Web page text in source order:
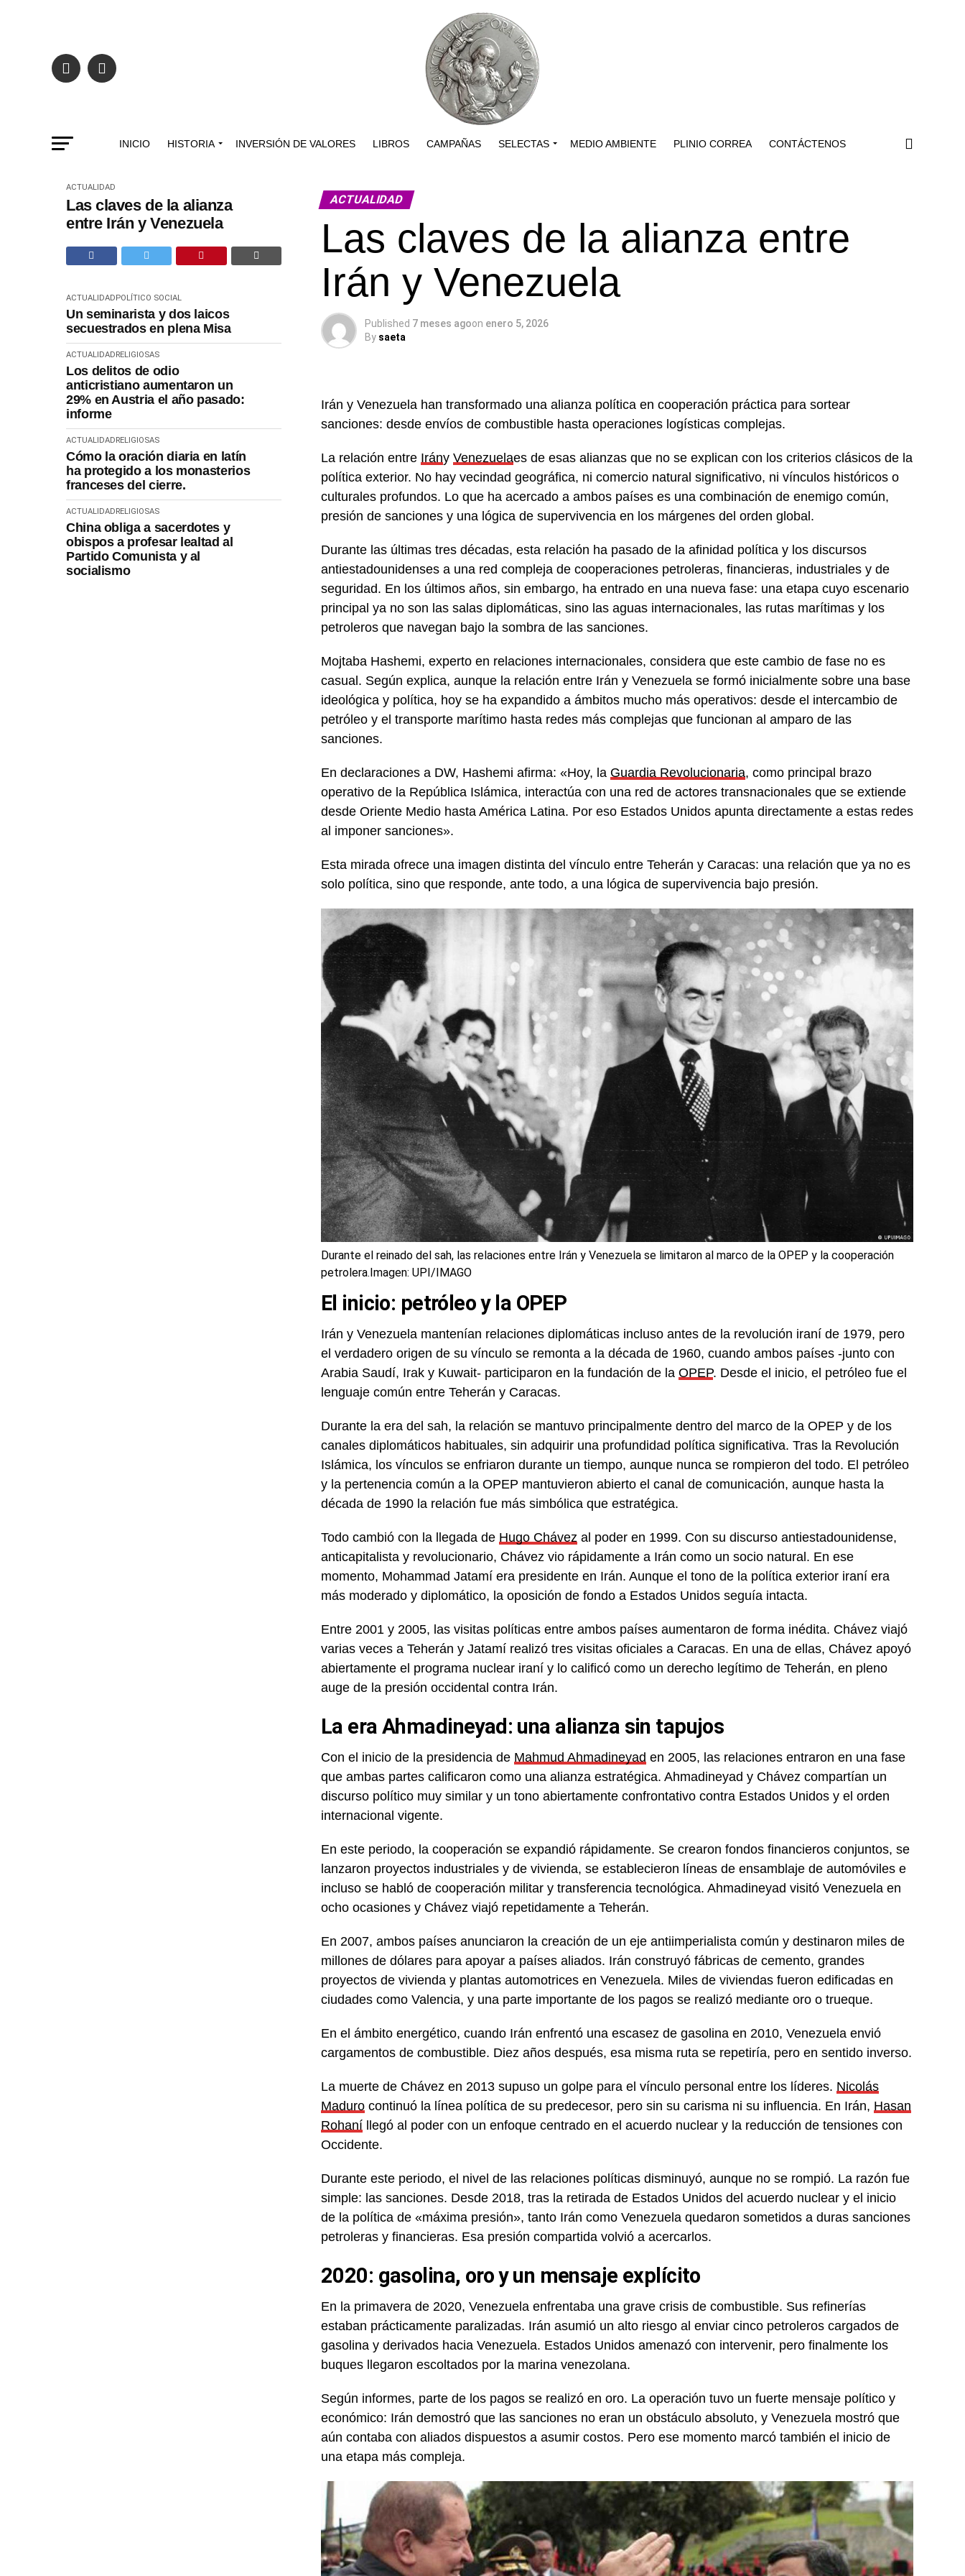
INICIO HISTORIA INVERSIÓN DE VALORES LIBROS CAMPAÑAS SELECTAS MEDIO AMBIENTE PLINIO CORREA CONTÁCTENOS
ACTUALIDAD
Las claves de la alianza
entre Irán y Venezuela
ACTUALIDADPOLÍTICO SOCIAL
Un seminarista y dos laicos
secuestrados en plena Misa
ACTUALIDADRELIGIOSAS
Los delitos de odio
anticristiano aumentaron un
29% en Austria el año pasado:
informe
ACTUALIDADRELIGIOSAS
Cómo la oración diaria en latín
ha protegido a los monasterios
franceses del cierre.
ACTUALIDADRELIGIOSAS
China obliga a sacerdotes y
obispos a profesar lealtad al
Partido Comunista y al
socialismo
ACTUALIDAD
Las claves de la alianza entre
Irán y Venezuela
Published 7 meses agoon enero 5, 2026
By saeta
Irán y Venezuela han transformado una alianza política en cooperación práctica para sortear
sanciones: desde envíos de combustible hasta operaciones logísticas complejas.
La relación entre Irány Venezuelaes de esas alianzas que no se explican con los criterios clásicos de la
política exterior. No hay vecindad geográfica, ni comercio natural significativo, ni vínculos históricos o
culturales profundos. Lo que ha acercado a ambos países es una combinación de enemigo común,
presión de sanciones y una lógica de supervivencia en los márgenes del orden global.
Durante las últimas tres décadas, esta relación ha pasado de la afinidad política y los discursos
antiestadounidenses a una red compleja de cooperaciones petroleras, financieras, industriales y de
seguridad. En los últimos años, sin embargo, ha entrado en una nueva fase: una etapa cuyo escenario
principal ya no son las salas diplomáticas, sino las aguas internacionales, las rutas marítimas y los
petroleros que navegan bajo la sombra de las sanciones.
Mojtaba Hashemi, experto en relaciones internacionales, considera que este cambio de fase no es
casual. Según explica, aunque la relación entre Irán y Venezuela se formó inicialmente sobre una base
ideológica y política, hoy se ha expandido a ámbitos mucho más operativos: desde el intercambio de
petróleo y el transporte marítimo hasta redes más complejas que funcionan al amparo de las
sanciones.
En declaraciones a DW, Hashemi afirma: «Hoy, la Guardia Revolucionaria, como principal brazo
operativo de la República Islámica, interactúa con una red de actores transnacionales que se extiende
desde Oriente Medio hasta América Latina. Por eso Estados Unidos apunta directamente a estas redes
al imponer sanciones».
Esta mirada ofrece una imagen distinta del vínculo entre Teherán y Caracas: una relación que ya no es
solo política, sino que responde, ante todo, a una lógica de supervivencia bajo presión.
Durante el reinado del sah, las relaciones entre Irán y Venezuela se limitaron al marco de la OPEP y la cooperación
petrolera.Imagen: UPI/IMAGO
El inicio: petróleo y la OPEP
Irán y Venezuela mantenían relaciones diplomáticas incluso antes de la revolución iraní de 1979, pero
el verdadero origen de su vínculo se remonta a la década de 1960, cuando ambos países -junto con
Arabia Saudí, Irak y Kuwait- participaron en la fundación de la OPEP. Desde el inicio, el petróleo fue el
lenguaje común entre Teherán y Caracas.
Durante la era del sah, la relación se mantuvo principalmente dentro del marco de la OPEP y de los
canales diplomáticos habituales, sin adquirir una profundidad política significativa. Tras la Revolución
Islámica, los vínculos se enfriaron durante un tiempo, aunque nunca se rompieron del todo. El petróleo
y la pertenencia común a la OPEP mantuvieron abierto el canal de comunicación, aunque hasta la
década de 1990 la relación fue más simbólica que estratégica.
Todo cambió con la llegada de Hugo Chávez al poder en 1999. Con su discurso antiestadounidense,
anticapitalista y revolucionario, Chávez vio rápidamente a Irán como un socio natural. En ese
momento, Mohammad Jatamí era presidente en Irán. Aunque el tono de la política exterior iraní era
más moderado y diplomático, la oposición de fondo a Estados Unidos seguía intacta.
Entre 2001 y 2005, las visitas políticas entre ambos países aumentaron de forma inédita. Chávez viajó
varias veces a Teherán y Jatamí realizó tres visitas oficiales a Caracas. En una de ellas, Chávez apoyó
abiertamente el programa nuclear iraní y lo calificó como un derecho legítimo de Teherán, en pleno
auge de la presión occidental contra Irán.
La era Ahmadineyad: una alianza sin tapujos
Con el inicio de la presidencia de Mahmud Ahmadineyad en 2005, las relaciones entraron en una fase
que ambas partes calificaron como una alianza estratégica. Ahmadineyad y Chávez compartían un
discurso político muy similar y un tono abiertamente confrontativo contra Estados Unidos y el orden
internacional vigente.
En este periodo, la cooperación se expandió rápidamente. Se crearon fondos financieros conjuntos, se
lanzaron proyectos industriales y de vivienda, se establecieron líneas de ensamblaje de automóviles e
incluso se habló de cooperación militar y transferencia tecnológica. Ahmadineyad visitó Venezuela en
ocho ocasiones y Chávez viajó repetidamente a Teherán.
En 2007, ambos países anunciaron la creación de un eje antiimperialista común y destinaron miles de
millones de dólares para apoyar a países aliados. Irán construyó fábricas de cemento, grandes
proyectos de vivienda y plantas automotrices en Venezuela. Miles de viviendas fueron edificadas en
ciudades como Valencia, y una parte importante de los pagos se realizó mediante oro o trueque.
En el ámbito energético, cuando Irán enfrentó una escasez de gasolina en 2010, Venezuela envió
cargamentos de combustible. Diez años después, esa misma ruta se repetiría, pero en sentido inverso.
La muerte de Chávez en 2013 supuso un golpe para el vínculo personal entre los líderes. Nicolás
Maduro continuó la línea política de su predecesor, pero sin su carisma ni su influencia. En Irán, Hasan
Rohaní llegó al poder con un enfoque centrado en el acuerdo nuclear y la reducción de tensiones con
Occidente.
Durante este periodo, el nivel de las relaciones políticas disminuyó, aunque no se rompió. La razón fue
simple: las sanciones. Desde 2018, tras la retirada de Estados Unidos del acuerdo nuclear y el inicio
de la política de «máxima presión», tanto Irán como Venezuela quedaron sometidos a duras sanciones
petroleras y financieras. Esa presión compartida volvió a acercarlos.
2020: gasolina, oro y un mensaje explícito
En la primavera de 2020, Venezuela enfrentaba una grave crisis de combustible. Sus refinerías
estaban prácticamente paralizadas. Irán asumió un alto riesgo al enviar cinco petroleros cargados de
gasolina y derivados hacia Venezuela. Estados Unidos amenazó con intervenir, pero finalmente los
buques llegaron escoltados por la marina venezolana.
Según informes, parte de los pagos se realizó en oro. La operación tuvo un fuerte mensaje político y
económico: Irán demostró que las sanciones no eran un obstáculo absoluto, y Venezuela mostró que
aún contaba con aliados dispuestos a asumir costos. Pero ese momento marcó también el inicio de
una etapa más compleja.